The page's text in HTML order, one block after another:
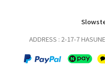
ADDRESS : 2-17-7